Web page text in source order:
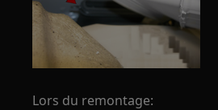
Lors du remontage: